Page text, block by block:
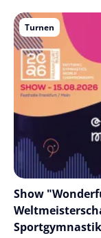
Turnen
Show